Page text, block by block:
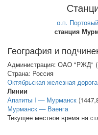
о.п. Портовый
станция
География и
Администрация: ОАО "РЖД"
Страна: Россия
Октябрьская железная дорога
Линии
Апатиты I — Мурманск
Мурманск — Ваенга
Текущее местное время на